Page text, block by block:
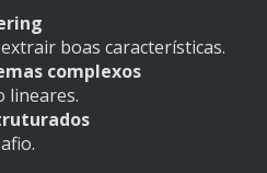
boas características.
complexos
lineares.